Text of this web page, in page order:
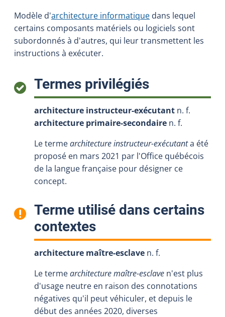
Modèle d'architecture informatique dans lequel
certains composants matériels ou logiciels sont
subordonnés à d'autres, qui leur transmettent les
instructions à exécuter.
Termes privilégiés:
architecture instructeur-exécutant n. f.
architecture primaire-secondaire n. f.
Le termearchitecture instructeur-exécutanta été
proposé en mars 2021 par l'Office québécois
de la langue française pour désigner ce
concept.
Terme utilisé dans certains
contextes:
architecture maître-esclave n. f.
Le termearchitecture maître-esclave n'est plus
d'usage neutre en raison des connotations
négatives qu'il peut véhiculer, et depuis le
début des années 2020, diverses